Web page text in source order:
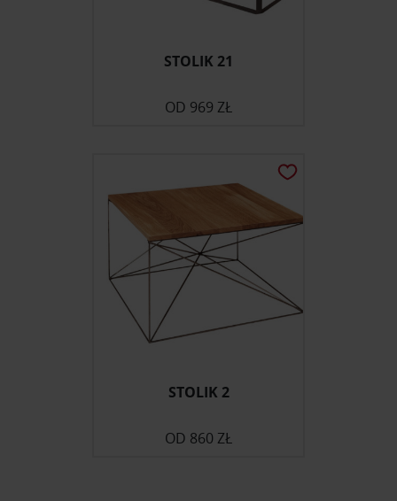
STOLIK 21
OD 969 ZŁ
STOLIK 2
OD 860 ZŁ